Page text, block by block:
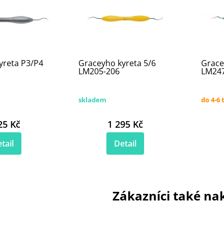
P3/P4
Kč
Graceyho kyreta 5/6
LM205-206
skladem
1 295 Kč
Detail
do 4-6
Zákazníci také